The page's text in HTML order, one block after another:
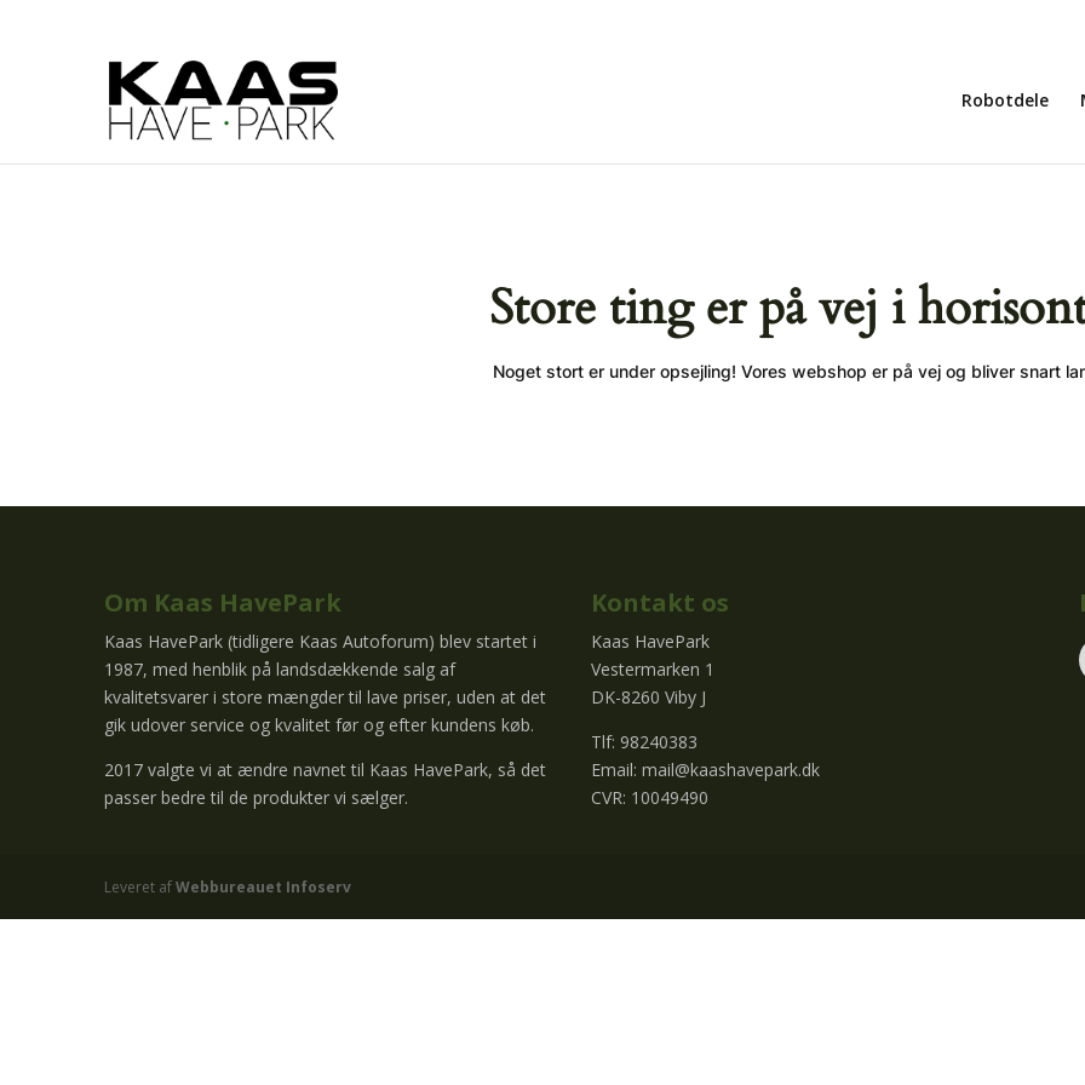
Robotdele
Store ting er på vej i
Noget stort er under opsejling! Vores webshop er på vej og bliver snart
Om Kaas HavePark
Kaas HavePark (tidligere Kaas Autoforum) blev startet i
1987, med henblik på landsdækkende salg af
kvalitetsvarer i store mængder til lave priser, uden at det
gik udover service og kvalitet før og efter kundens køb.
2017 valgte vi at ændre navnet til Kaas HavePark, så det
passer bedre til de produkter vi sælger.
Kontakt os
Kaas HavePark
Vestermarken 1
DK-8260 Viby J
Tlf: 98240383
Email:mail@kaashavepark.dk
CVR: 10049490
Leveret afWebbureauet Infoserv